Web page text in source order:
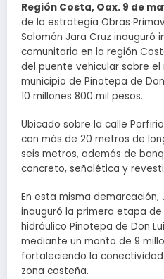
Región Costa, Oax. 9 de
de la estrategia Obras
Salomón Jara Cruz
comunitaria en la región
del puente vehicular sobre el
municipio de Pinotepa de
10 millones 800 mil pesos.
Ubicado sobre la calle
con más de 20 metros de
seis metros, además de
concreto, señalética y
En esta misma demarcación,
inauguró la primera etapa
hidráulico Pinotepa de Don
mediante un monto de 9
fortaleciendo la
zona costeña.